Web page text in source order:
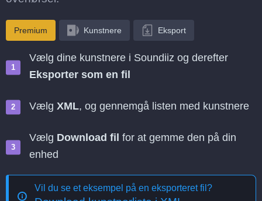
Premium Kunstnere Eksport
Vælg dine kunstnere i Soundiiz og derefter
Eksporter som en fil
Vælg XML, og gennemgå listen med kunstnere
Vælg Download fil for at gemme den på din
enhed
Vil du se et eksempel på en eksporteret fil?